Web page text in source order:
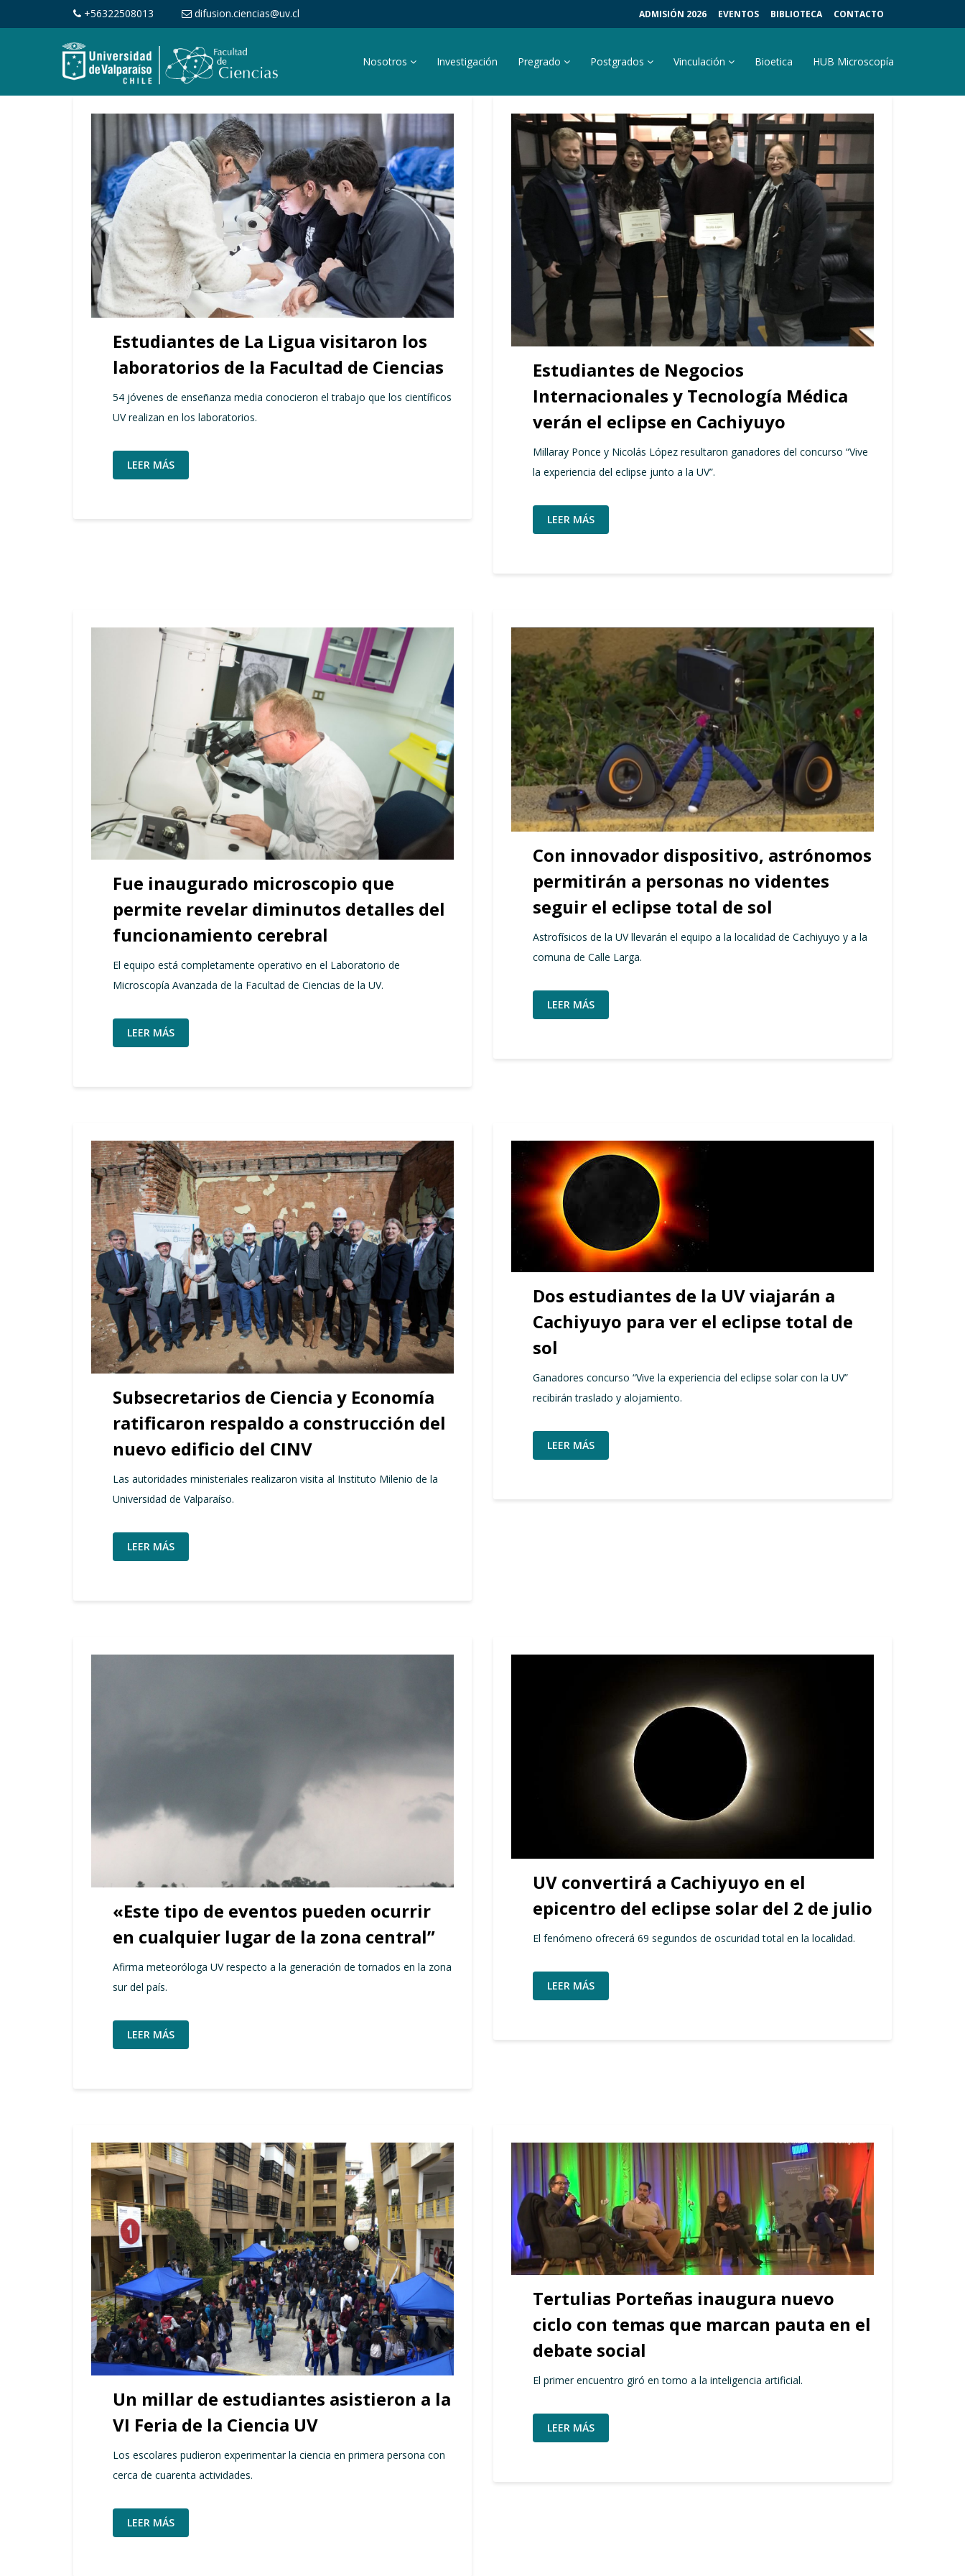
+56322508013 difusion.ciencias@uv.cl ADMISIÓN 2026 EVENTOS BIBLIOTECA CONTACTO
Nosotros Investigación Pregrado Postgrados Vinculación Bioetica HUB Microscopía
Estudiantes de La Ligua visitaron los
laboratorios de la Facultad de Ciencias
54 jóvenes de enseñanza media conocieron el trabajo que los científicos
UV realizan en los laboratorios.
LEER MÁS
Estudiantes de Negocios
Internacionales y Tecnología Médica
verán el eclipse en Cachiyuyo
Millaray Ponce y Nicolás López resultaron ganadores del concurso “Vive
la experiencia del eclipse junto a la UV”.
LEER MÁS
Fue inaugurado microscopio que
permite revelar diminutos detalles del
funcionamiento cerebral
El equipo está completamente operativo en el Laboratorio de
Microscopía Avanzada de la Facultad de Ciencias de la UV.
LEER MÁS
Con innovador dispositivo, astrónomos
permitirán a personas no videntes
seguir el eclipse total de sol
Astrofísicos de la UV llevarán el equipo a la localidad de Cachiyuyo y a la
comuna de Calle Larga.
LEER MÁS
Subsecretarios de Ciencia y Economía
ratificaron respaldo a construcción del
nuevo edificio del CINV
Las autoridades ministeriales realizaron visita al Instituto Milenio de la
Universidad de Valparaíso.
LEER MÁS
Dos estudiantes de la UV viajarán a
Cachiyuyo para ver el eclipse total de
sol
Ganadores concurso “Vive la experiencia del eclipse solar con la UV”
recibirán traslado y alojamiento.
LEER MÁS
«Este tipo de eventos pueden ocurrir
en cualquier lugar de la zona central”
Afirma meteoróloga UV respecto a la generación de tornados en la zona
sur del país.
LEER MÁS
UV convertirá a Cachiyuyo en el
epicentro del eclipse solar del 2 de julio
El fenómeno ofrecerá 69 segundos de oscuridad total en la localidad.
LEER MÁS
Un millar de estudiantes asistieron a la
VI Feria de la Ciencia UV
Los escolares pudieron experimentar la ciencia en primera persona con
cerca de cuarenta actividades.
LEER MÁS
Tertulias Porteñas inaugura nuevo
ciclo con temas que marcan pauta en el
debate social
El primer encuentro giró en torno a la inteligencia artificial.
LEER MÁS